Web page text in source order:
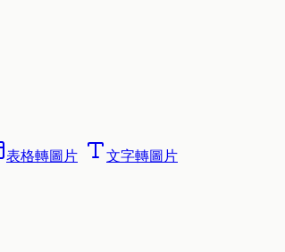
表格轉圖片 文字轉圖片